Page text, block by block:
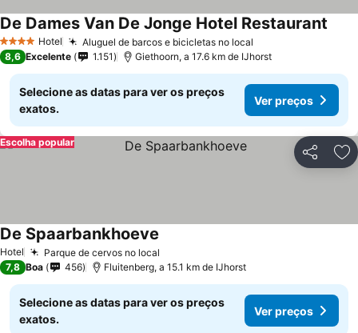
4 EstrelasHotel Aluguel de barcos e bicicletas no local
De Dames Van De Jonge Hotel Restaurant
8,6 Excelente 1.151 Giethoorn, a 17.6 km de IJhorst
Selecione as datas para ver os preços
exatos.
Ver preços
Partilhar
Escolha popular
Hotel Parque de cervos no local
De Spaarbankhoeve
7,8 Boa 456 Fluitenberg, a 15.1 km de IJhorst
Selecione as datas para ver os preços
exatos.
Ver preços